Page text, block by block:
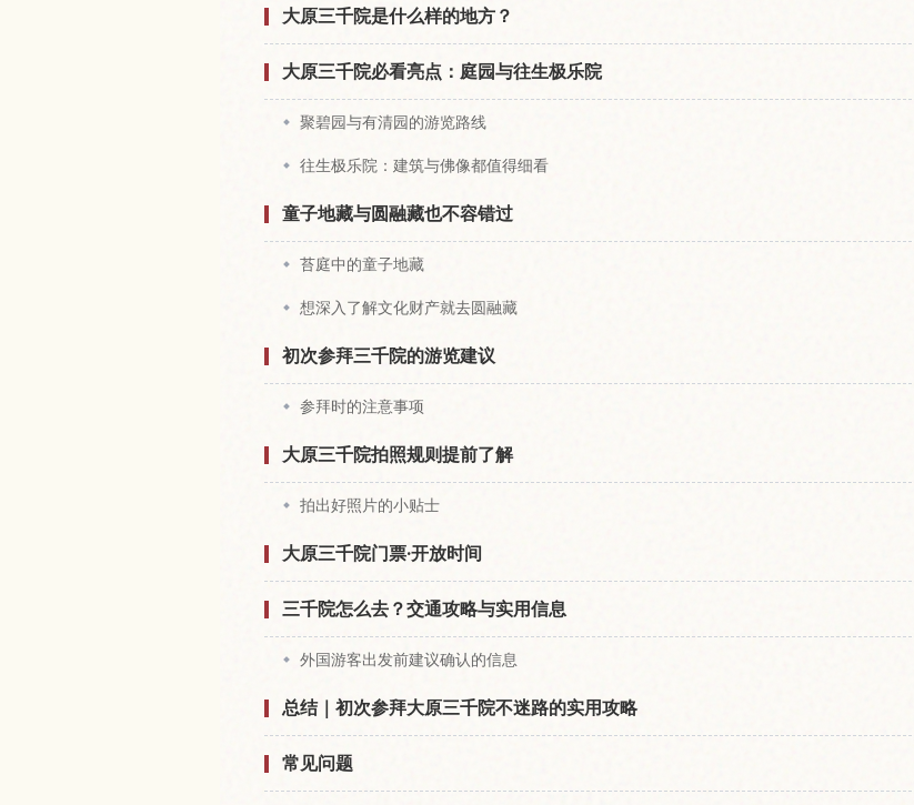
大原三千院是什么样的地方？
大原三千院必看亮点：庭园与往生极乐院
聚碧园与有清园的游览路线
往生极乐院：建筑与佛像都值得细看
童子地藏与圆融藏也不容错过
苔庭中的童子地藏
想深入了解文化财产就去圆融藏
初次参拜三千院的游览建议
参拜时的注意事项
大原三千院拍照规则提前了解
拍出好照片的小贴士
大原三千院门票·开放时间
三千院怎么去？交通攻略与实用信息
外国游客出发前建议确认的信息
总结｜初次参拜大原三千院不迷路的实用攻略
常见问题